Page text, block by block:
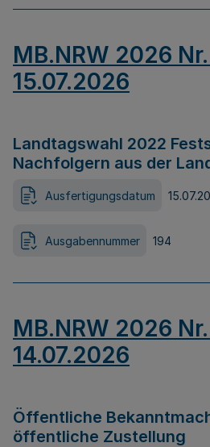
MB.NRW 2026
15.07.2026
Landtagswahl 2022
Nachfolgern aus der
Ausfertigungsdatum
Ausgabennummer 194
MB.NRW 2026
14.07.2026
Öffentliche
öffentliche Zustellung